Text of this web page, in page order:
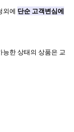
외에 단순 고객변심에
한 상태의 상품은 교